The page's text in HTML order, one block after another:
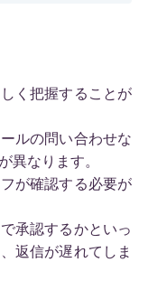
く把握することが
ルの問い合わせな
異なります。
が確認する必要が
承認するかといっ
返信が遅れてしま